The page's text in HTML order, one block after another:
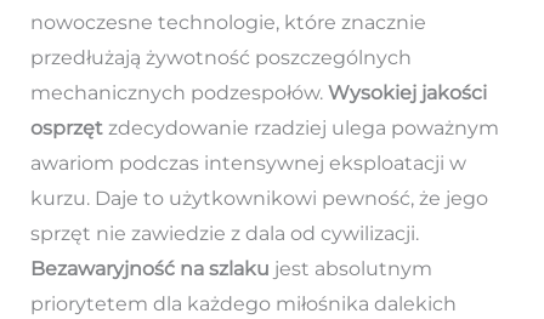
nowoczesne technologie, które znacznie
przedłużają żywotność poszczególnych
mechanicznych podzespołów. Wysokiej jakości
osprzętzdecydowanie rzadziej ulega poważnym
awariom podczas intensywnej eksploatacji w
kurzu. Daje to użytkownikowi pewność, że jego
sprzęt nie zawiedzie z dala od cywilizacji.
Bezawaryjność na szlaku jest absolutnym
priorytetem dla każdego miłośnika dalekich